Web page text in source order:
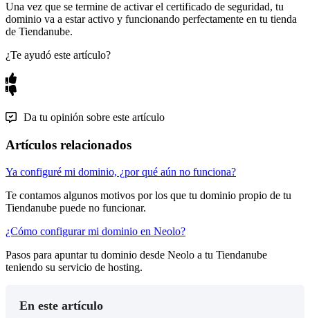
Una vez que se termine de activar el certificado de seguridad, tu
dominio va a estar activo y funcionando perfectamente en tu tienda
de Tiendanube.
¿Te ayudó este artículo?
Da tu opinión sobre este artículo
Artículos relacionados
Ya configuré mi dominio, ¿por qué aún no funciona?
Te contamos algunos motivos por los que tu dominio propio de tu
Tiendanube puede no funcionar.
¿Cómo configurar mi dominio en Neolo?
Pasos para apuntar tu dominio desde Neolo a tu Tiendanube
teniendo su servicio de hosting.
En este artículo